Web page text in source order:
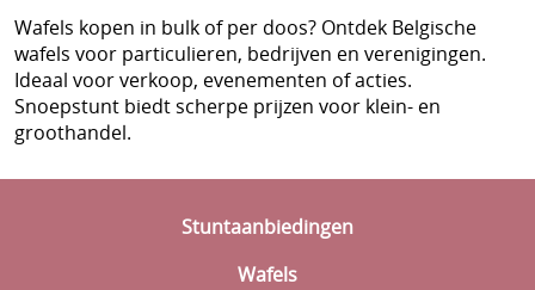
Stuntaanbiedingen
Wafels
Wafels kopen in bulk of per doos? Ontdek Belgische
wafels voor particulieren, bedrijven en verenigingen.
Ideaal voor verkoop, evenementen of acties.
Snoepstunt biedt scherpe prijzen voor klein- en
groothandel.